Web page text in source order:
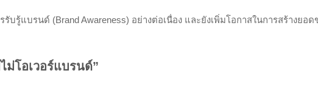
บรู้แบรนด์ (Brand Awareness) อย่างต่อเนื่อง และยังเพิ่มโอกาสในการสร้างยอด
โอเวอร์แบรนด์”